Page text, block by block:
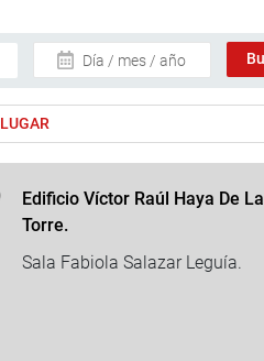
Día / mes / año
LUGAR
Edificio Víctor Raúl Haya De La
Torre.
Sala Fabiola Salazar Leguía.